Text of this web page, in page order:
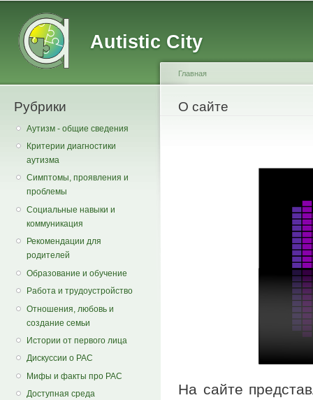
Autistic City
Рубрики
Аутизм - общие сведения
Критерии диагностики
аутизма
Симптомы, проявления и
проблемы
Социальные навыки и
коммуникация
Рекомендации для
родителей
Образование и обучение
Работа и трудоустройство
Отношения, любовь и
создание семьи
Истории от первого лица
Дискуссии о РАС
Мифы и факты про РАС
Доступная среда
You are here
Главная
О сайте
На сайте